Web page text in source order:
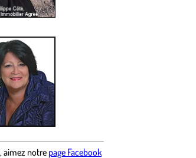
, aimez notre page Facebook